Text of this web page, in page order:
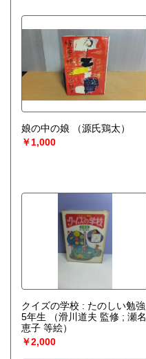
娘の中の娘
（源氏鶏太）
￥1,000
クイズの学校 : たのしい勉強
5年生
（滑川道夫 監修 ; 瀬名
恵子 等絵）
￥2,000